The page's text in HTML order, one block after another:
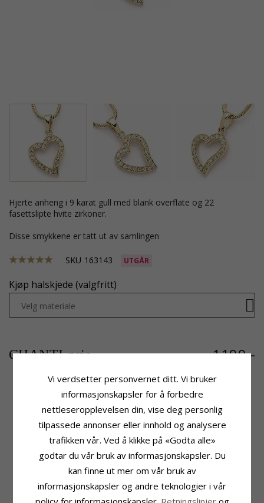
hjerte anheng i 9 karat gull med blank overflate og 22
fasettslipte hvite zirkoner.
Disse smykkene er tatt ut av samlingen
SKU 163143 UTGÅR
Kjøp halskjede (valgfritt)
Velg materiale
CHANTI-pris 1199,-
Produktinformasjon
Hjerte
Anheng:
Edelmetall: 9 Karat Gull
Overflate: Blank
Stein
Antall:
22
Fasettslipt
Farge: Hvit
Stein:Zirkon
Høyde:20,7 mm
Bredde: 12,0 mm
Leveringstid
Leveringstid:Ca. 5-10 Hverdager
Vi verdsetter personvernet ditt. Vi bruker
informasjonskapsler for å forbedre
nettleseropplevelsen din, vise deg personlig
tilpassede annonser eller innhold og analysere
trafikken vår. Ved å klikke på «Godta alle»
godtar du vår bruk av informasjonskapsler. Du
kan finne ut mer om vår bruk av
informasjonskapsler og andre teknologier i vår